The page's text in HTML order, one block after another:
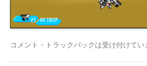
コメント・トラックバックは受け付けてい